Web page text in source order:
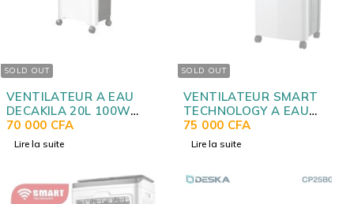
SOLD OUT
VENTILATEUR A EAU
DECAKILA 20L 100W
KEFC151W
70 000 CFA
Lire la suite
SOLD OUT
VENTILATEUR SMART
TECHNOLOGY A EAU
HUMIDIFICATEUR
30LITRES STVAC3090R
75 000 CFA
Lire la suite